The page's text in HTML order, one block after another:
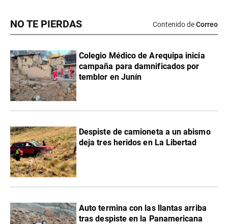
NO TE PIERDAS Contenido deCorreo
Colegio Médico de Arequipa inicia
campaña para damnificados por
temblor en Junín
Despiste de camioneta a un abismo
deja tres heridos en La Libertad
Auto termina con las llantas arriba
tras despiste en la Panamericana